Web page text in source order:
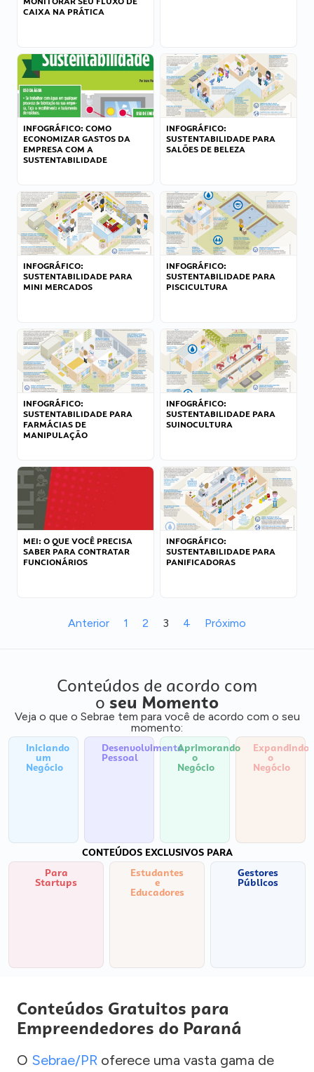
CAIXA NA PRÁTICA
INFOGRÁFICO: COMO
ECONOMIZAR GASTOS DA
EMPRESA COM A
SUSTENTABILIDADE
INFOGRÁFICO:
SUSTENTABILIDADE PARA
SALÕES DE BELEZA
INFOGRÁFICO:
SUSTENTABILIDADE PARA
MINI MERCADOS
INFOGRÁFICO:
SUSTENTABILIDADE PARA
PISCICULTURA
INFOGRÁFICO:
SUSTENTABILIDADE PARA
FARMÁCIAS DE
MANIPULAÇÃO
INFOGRÁFICO:
SUSTENTABILIDADE PARA
SUINOCULTURA
MEI: O QUE VOCÊ PRECISA
SABER PARA CONTRATAR
FUNCIONÁRIOS
INFOGRÁFICO:
SUSTENTABILIDADE PARA
PANIFICADORAS
Anterior 1 2 3 4 Próximo
Conteúdos de acordo com
o seu Momento
Veja o que o Sebrae tem para você de acordo com o seu
momento:
Iniciando
um
Negócio
Desenvolvimento
Pessoal
Aprimorando
o
Negócio
Expandindo
o
Negócio
CONTEÚDOS EXCLUSIVOS PARA
Para
Startups
Estudantes
e
Educadores
Gestores
Públicos
Conteúdos Gratuitos para
Empreendedores do Paraná
O Sebrae/PR oferece uma vasta gama de